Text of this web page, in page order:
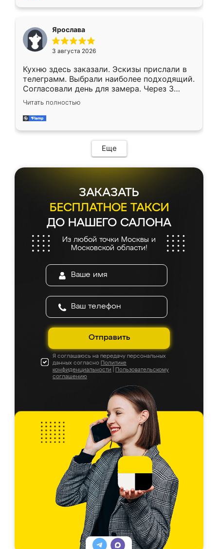
Ярослава
3 августа 2026
Кухню здесь заказали. Эскизы прислали в
телеграмм. Выбрали наиболее подходящий.
Согласовали день для замера. Через 3
недели кухня была уже готова. Остались
довольны работой. Спасибо Ренессанс
мебель за качественную работу!
Читать полностью
Еще
ЗАКАЗАТЬ
БЕСПЛАТНОЕ ТАКСИ
ДО НАШЕГО САЛОНА
Из любой точки Москвы и
Московской области!
Отправить
Я соглашаюсь на передачу персональных
данных согласно Политике
конфиденциальности
Пользовательскому
соглашению